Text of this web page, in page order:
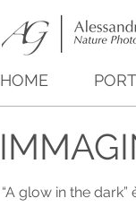
HOME
“A glow in the